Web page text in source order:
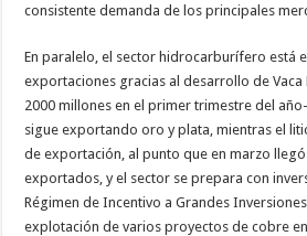
consistente demanda de los principales
En paralelo, el sector hidrocarburífero está
exportaciones gracias al desarrollo de Vaca
2000 millones en el primer trimestre del
sigue exportando oro y plata, mientras el
de exportación, al punto que en marzo
exportados, y el sector se prepara con
Régimen de Incentivo a Grandes
explotación de varios proyectos de cobre